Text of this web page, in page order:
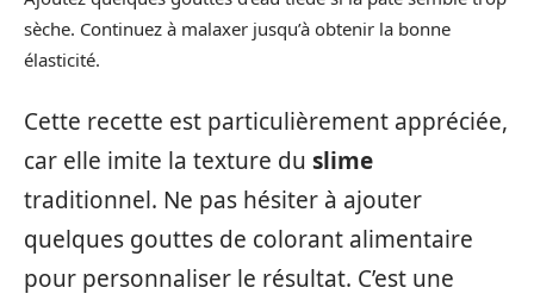
sèche. Continuez à malaxer jusqu’à obtenir la bonne
élasticité.
Cette recette est particulièrement appréciée,
car elle imite la texture du slime
traditionnel. Ne pas hésiter à ajouter
quelques gouttes de colorant alimentaire
pour personnaliser le résultat. C’est une